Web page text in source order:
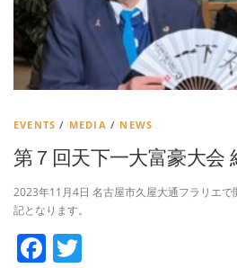
EVENTS / MEDIA / NEWS
第７回天下一大富豪大会
2023年11月4日 名古屋市久屋大通フラリエ
記となります。
Facebook